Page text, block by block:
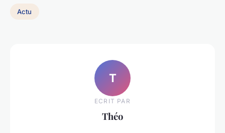
Actu
T
ECRIT PAR
Théo